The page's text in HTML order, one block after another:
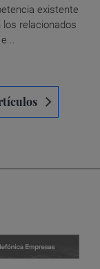
existente
relacionados